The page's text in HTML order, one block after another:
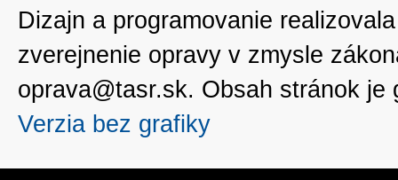
Dizajn a programovanie
zverejnenie opravy v zmysle
oprava@tasr.sk. Obsah stránok
Verzia bez grafiky